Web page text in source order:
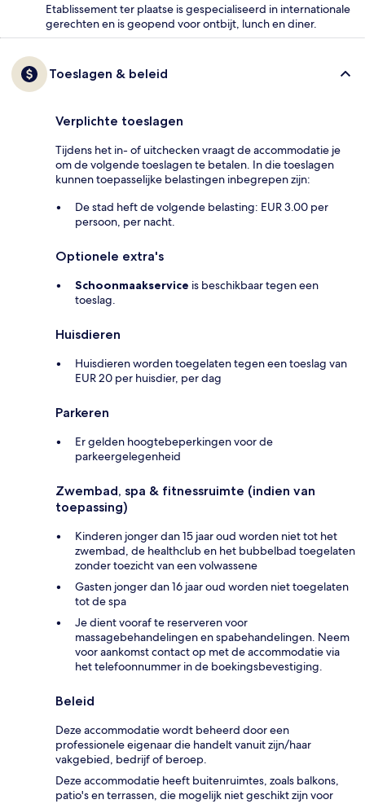
Etablissement ter plaatse is gespecialiseerd in internationale
gerechten en is geopend voor ontbijt, lunch en diner.
Toeslagen & beleid
Verplichte toeslagen
Tijdens het in- of uitchecken vraagt de accommodatie je
om de volgende toeslagen te betalen. In die toeslagen
kunnen toepasselijke belastingen inbegrepen zijn:
De stad heft de volgende belasting: EUR 3.00 per
persoon, per nacht.
Optionele extra's
Schoonmaakservice is beschikbaar tegen een
toeslag.
Huisdieren
Huisdieren worden toegelaten tegen een toeslag van
EUR 20 per huisdier, per dag
Parkeren
Er gelden hoogtebeperkingen voor de
parkeergelegenheid
Zwembad, spa & fitnessruimte (indien van
toepassing)
Kinderen jonger dan 15 jaar oud worden niet tot het
zwembad, de healthclub en het bubbelbad toegelaten
zonder toezicht van een volwassene
Gasten jonger dan 16 jaar oud worden niet toegelaten
tot de spa
Je dient vooraf te reserveren voor
massagebehandelingen en spabehandelingen. Neem
voor aankomst contact op met de accommodatie via
het telefoonnummer in de boekingsbevestiging.
Beleid
Deze accommodatie wordt beheerd door een
professionele eigenaar die handelt vanuit zijn/haar
vakgebied, bedrijf of beroep.
Deze accommodatie heeft buitenruimtes, zoals balkons,
patio's en terrassen, die mogelijk niet geschikt zijn voor